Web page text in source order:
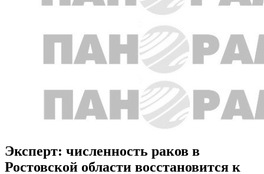
Эксперт: численность раков в
Ростовской области восстановится к